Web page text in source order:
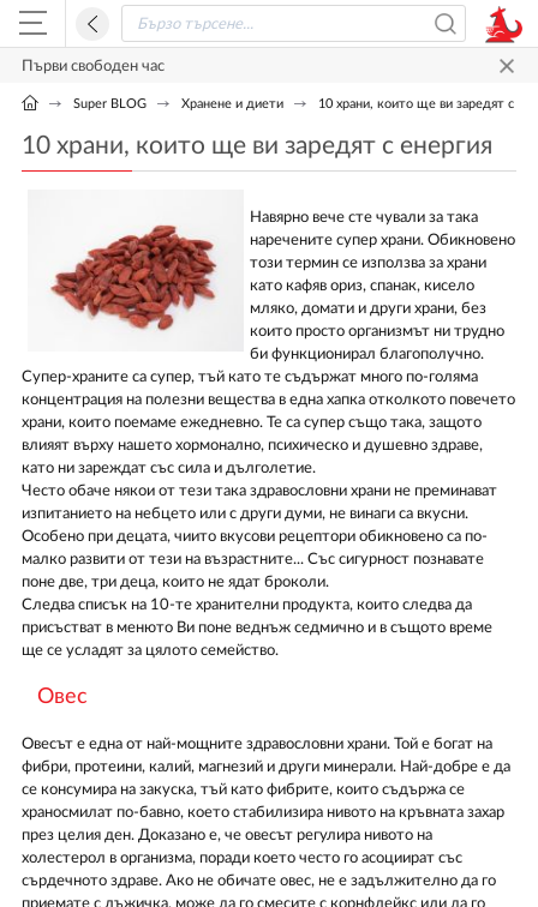
Първи свободен час
Super BLOG Хранене и диети 10 храни, които ще ви заредят с
10 храни, които ще ви заредят с енергия
Навярно вече сте чували за така
наречените супер храни. Обикновено
този термин се използва за храни
като кафяв ориз, спанак, кисело
мляко, домати и други храни, без
които просто организмът ни трудно
би функционирал благополучно.
Супер-храните са супер, тъй като те съдържат много по-голяма
концентрация на полезни вещества в една хапка отколкото повечето
храни, които поемаме ежедневно. Те са супер също така, защото
влияят върху нашето хормонално, психическо и душевно здраве,
като ни зареждат със сила и дълголетие.
Често обаче някои от тези така здравословни храни не преминават
изпитанието на небцето или с други думи, не винаги са вкусни.
Особено при децата, чиито вкусови рецептори обикновено са по-
малко развити от тези на възрастните... Със сигурност познавате
поне две, три деца, които не ядат броколи.
Следва списък на 10-те хранителни продукта, които следва да
присъстват в менюто Ви поне веднъж седмично и в същото време
ще се усладят за цялото семейство.
Овес
Овесът е една от най-мощните здравословни храни. Той е богат на
фибри, протеини, калий, магнезий и други минерали. Най-добре е да
се консумира на закуска, тъй като фибрите, които съдържа се
храносмилат по-бавно, което стабилизира нивото на кръвната захар
през целия ден. Доказано е, че овесът регулира нивото на
холестерол в организма, поради което често го асоциират със
сърдечното здраве. Ако не обичате овес, не е задължително да го